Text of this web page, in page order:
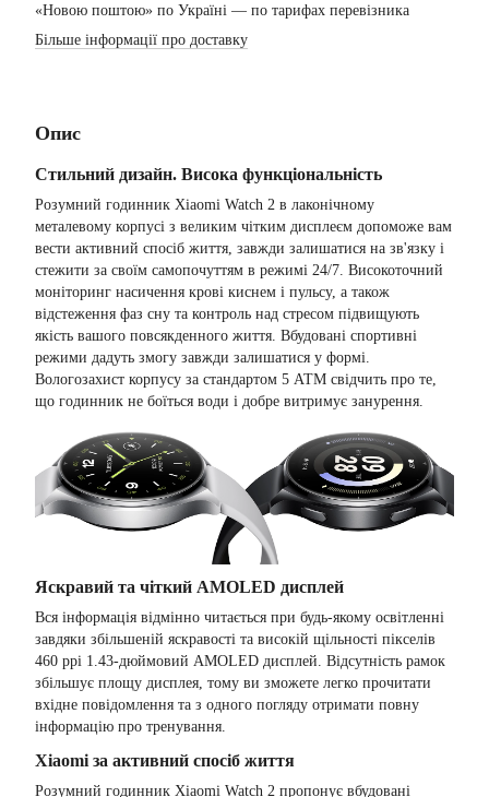
«Новою поштою» по Україні — по тарифах перевізника
Більше інформації про доставку
Опис
Стильний дизайн. Висока функціональність
Розумний годинник Xiaomi Watch 2 в лаконічному
металевому корпусі з великим чітким дисплеєм допоможе вам
вести активний спосіб життя, завжди залишатися на зв'язку і
стежити за своїм самопочуттям в режимі 24/7. Високоточний
моніторинг насичення крові киснем і пульсу, а також
відстеження фаз сну та контроль над стресом підвищують
якість вашого повсякденного життя. Вбудовані спортивні
режими дадуть змогу завжди залишатися у формі.
Вологозахист корпусу за стандартом 5 АТМ свідчить про те,
що годинник не боїться води і добре витримує занурення.
Яскравий та чіткий AMOLED дисплей
Вся інформація відмінно читається при будь-якому освітленні
завдяки збільшеній яскравості та високій щільності пікселів
460 ppi 1.43-дюймовий AMOLED дисплей. Відсутність рамок
збільшує площу дисплея, тому ви зможете легко прочитати
вхідне повідомлення та з одного погляду отримати повну
інформацію про тренування.
Xiaomi за активний спосіб життя
Розумний годинник Xiaomi Watch 2 пропонує вбудовані